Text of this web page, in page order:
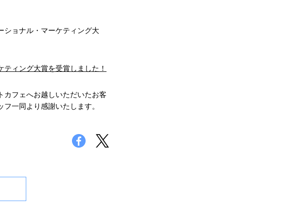
ショナル・マーケティング大
ィング大賞を受賞しました！
カフェへお越しいただいたお客
一同より感謝いたします。